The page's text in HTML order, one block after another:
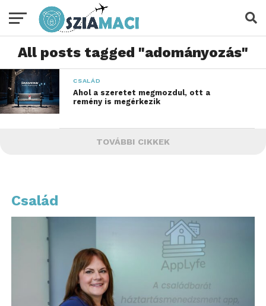
All posts tagged "adományozás"
CSALÁD
Ahol a szeretet megmozdul, ott a
remény is megérkezik
TOVÁBBI CIKKEK
Család